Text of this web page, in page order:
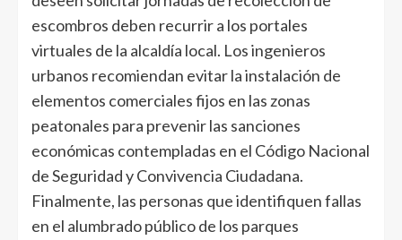
escombros deben recurrir a los portales
virtuales de la alcaldía local. Los ingenieros
urbanos recomiendan evitar la instalación de
elementos comerciales fijos en las zonas
peatonales para prevenir las sanciones
económicas contempladas en el Código Nacional
de Seguridad y Convivencia Ciudadana.
Finalmente, las personas que identifiquen fallas
en el alumbrado público de los parques